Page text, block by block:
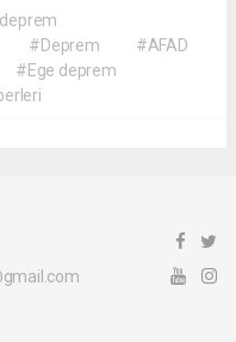
#Deprem
#AFAD
#Ege deprem